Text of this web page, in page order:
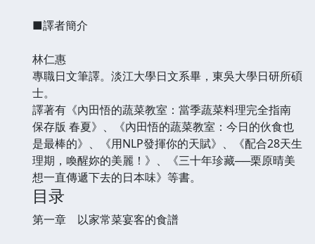
■譯者簡介
林仁惠
專職日文筆譯。淡江大學日文系畢，東吳大學日研所碩
士。
譯著有《內田悟的蔬菜教室：當季蔬菜料理完全指南
保存版 春夏》、《內田悟的蔬菜教室：今日的伙食也
是最棒的》、《用NLP發揮你的天賦》、《配合28天生
理期，喚醒妳的美麗！》、《三十年珍藏──栗原晴美
想一直傳遞下去的日本味》等書。
目录
第一章 以家常菜宴客的食譜